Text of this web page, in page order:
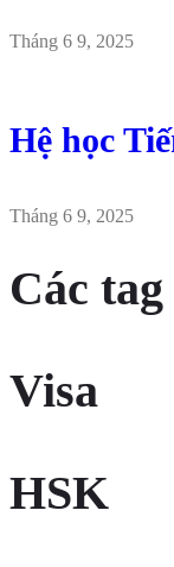
Tháng 6 9, 2025
Hệ học
Tháng 6 9, 2025
Các
Visa
HSK